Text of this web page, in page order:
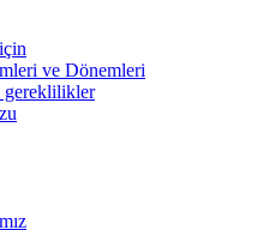
ve Dönemleri
gereklilikler